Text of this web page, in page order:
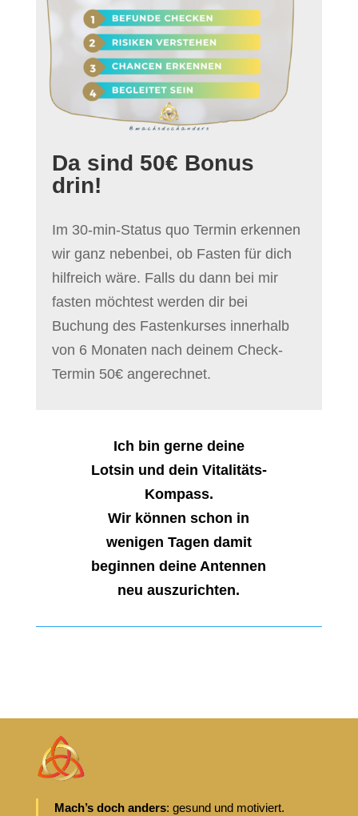
Da sind 50€ Bonus
drin!
Im 30-min-Status quo Termin erkennen
wir ganz nebenbei, ob Fasten für dich
hilfreich wäre. Falls du dann bei mir
fasten möchtest werden dir bei
Buchung des Fastenkurses innerhalb
von 6 Monaten nach deinem Check-
Termin 50€ angerechnet.
Ich bin gerne deine
Lotsin und dein Vitalitäts-
Kompass.
Wir können schon in
wenigen Tagen damit
beginnen deine Antennen
neu auszurichten.
Mach’s doch anders: gesund und motiviert.